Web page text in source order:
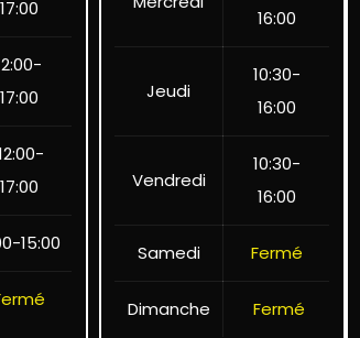
17:00
17:00
17:00
15:00
16:00
Jeudi
10:30-
16:00
Vendredi
10:30-
16:00
Samedi Fermé
Dimanche Fermé